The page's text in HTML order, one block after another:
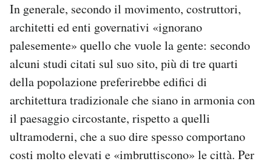
In generale, secondo il movimento, costruttori,
architetti ed enti governativi «ignorano
palesemente» quello che vuole la gente: secondo
alcuni studi citati sul suo sito, più di tre quarti
della popolazione preferirebbe edifici di
architettura tradizionale che siano in armonia con
il paesaggio circostante, rispetto a quelli
ultramoderni, che a suo dire spesso comportano
costi molto elevati e «imbruttiscono» le città. Per